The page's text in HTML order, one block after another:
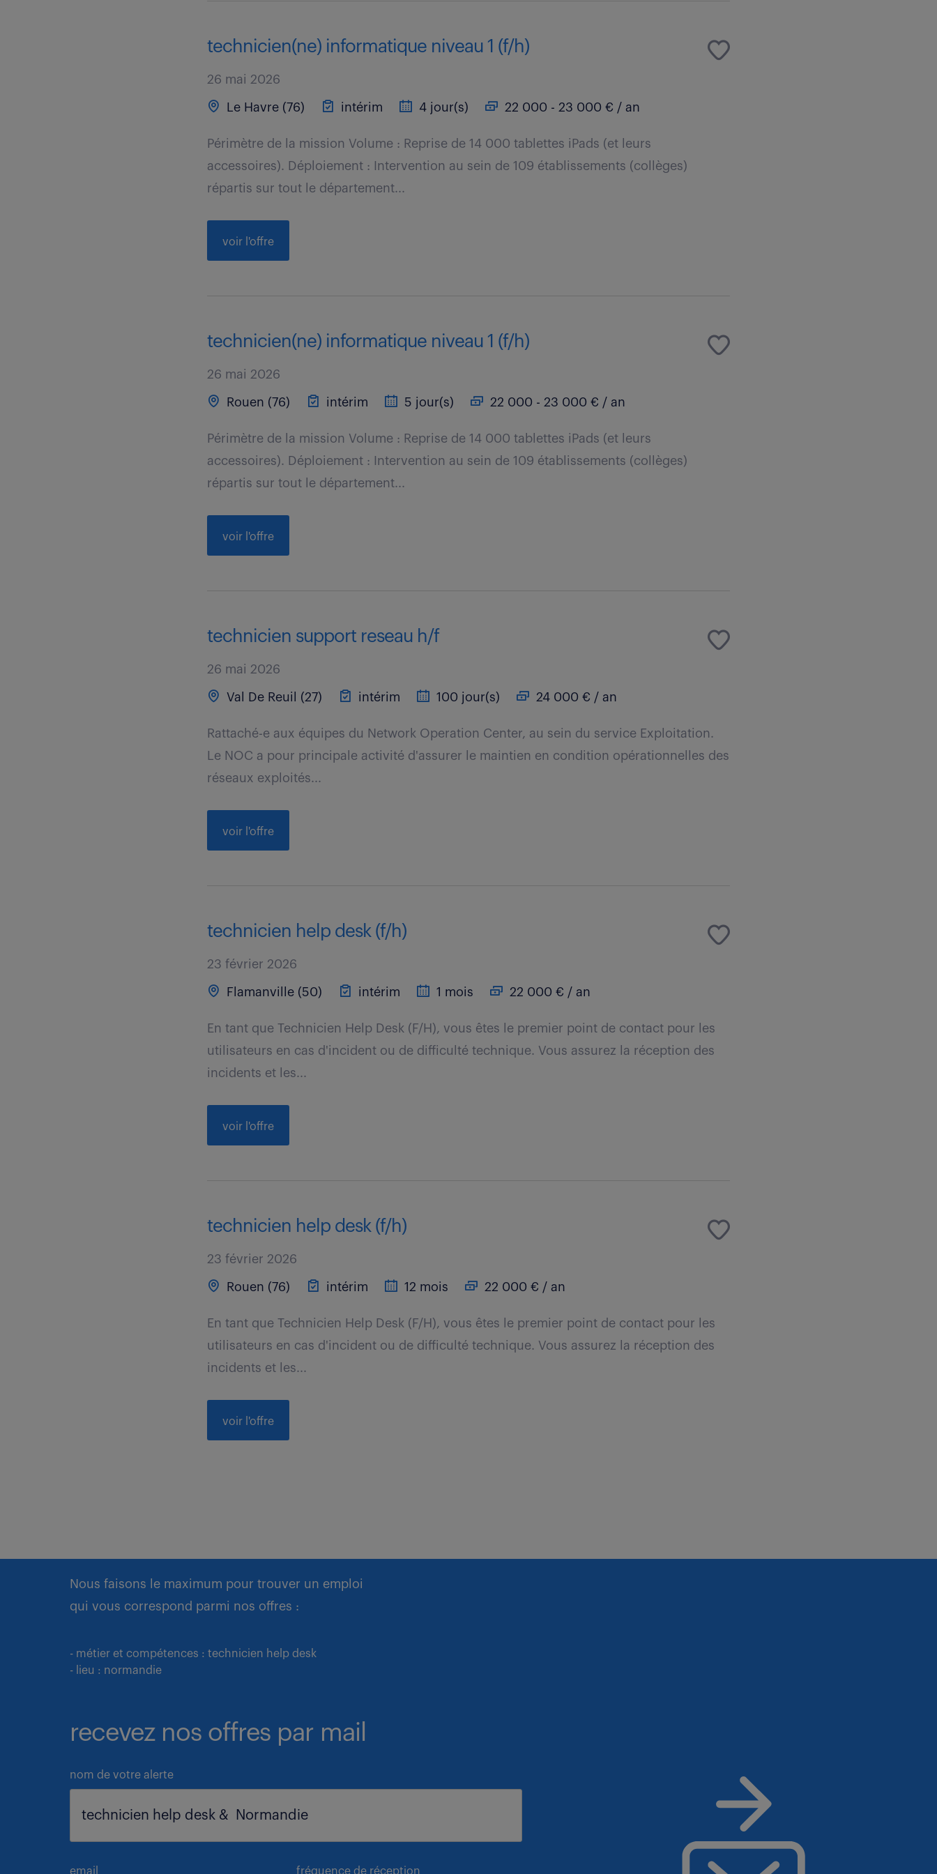
technicien(ne) informatique niveau 1 (f/h)
26 mai 2026
Le Havre (76) intérim 4 jour(s) 22 000 - 23 000 € / an
Périmètre de la mission Volume : Reprise de 14 000 tablettes iPads (et leurs
accessoires). Déploiement : Intervention au sein de 109 établissements (collèges)
répartis sur tout le département...
voir l'offre
technicien(ne) informatique niveau 1 (f/h)
26 mai 2026
Rouen (76) intérim 5 jour(s) 22 000 - 23 000 € / an
Périmètre de la mission Volume : Reprise de 14 000 tablettes iPads (et leurs
accessoires). Déploiement : Intervention au sein de 109 établissements (collèges)
répartis sur tout le département...
voir l'offre
technicien support reseau h/f
26 mai 2026
Val De Reuil (27) intérim 100 jour(s) 24 000 € / an
Rattaché-e aux équipes du Network Operation Center, au sein du service Exploitation.
Le NOC a pour principale activité d'assurer le maintien en condition opérationnelles des
réseaux exploités...
voir l'offre
technicien help desk (f/h)
23 février 2026
Flamanville (50) intérim 1 mois 22 000 € / an
En tant que Technicien Help Desk (F/H), vous êtes le premier point de contact pour les
utilisateurs en cas d'incident ou de difficulté technique. Vous assurez la réception des
incidents et les...
voir l'offre
technicien help desk (f/h)
23 février 2026
Rouen (76) intérim 12 mois 22 000 € / an
En tant que Technicien Help Desk (F/H), vous êtes le premier point de contact pour les
utilisateurs en cas d'incident ou de difficulté technique. Vous assurez la réception des
incidents et les...
voir l'offre
Nous faisons le maximum pour trouver un emploi
qui vous correspond parmi nos offres :
- métier et compétences : technicien help desk
- lieu : normandie
recevez nos offres par mail
nom de votre alerte
email fréquence de réception